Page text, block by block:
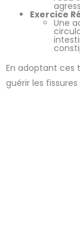
Exercice
Une
En adoptant ces
guérir les